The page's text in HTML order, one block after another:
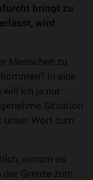
bringt zu
wird
Menschen zu
In eine
will ich ja nur
Situation
unser Wort zum
worum es
Grenze zum